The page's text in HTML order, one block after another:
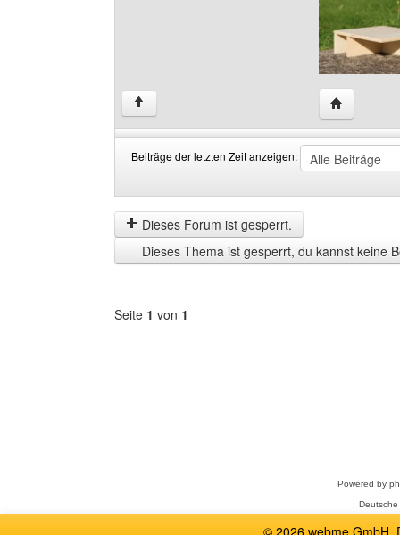
↑ Website
Beiträge der letzten Zeit anzeigen:
der
letzten
Zeit
anzeigen
by
Dieses Forum ist gesperrt.
Dieses Thema ist gesperrt, du kannst keine
Seite 1 von 1
Powered by
© 2026 webme GmbH,